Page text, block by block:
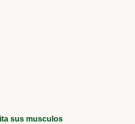
sus musculos